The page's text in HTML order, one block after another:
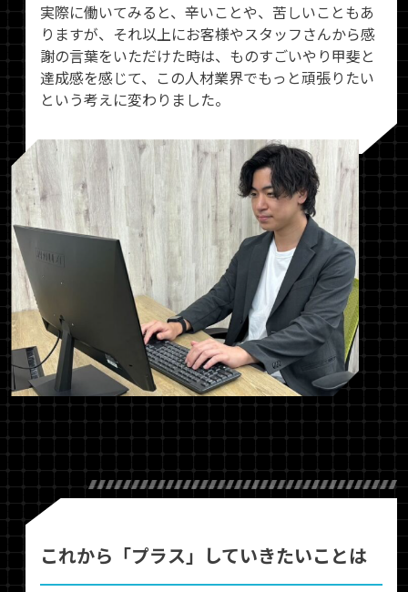
実際に働いてみると、辛いことや、苦しいこともあ
りますが、それ以上にお客様やスタッフさんから感
謝の言葉をいただけた時は、ものすごいやり甲斐と
達成感を感じて、この人材業界でもっと頑張りたい
という考えに変わりました。
これから「プラス」していきたいことは